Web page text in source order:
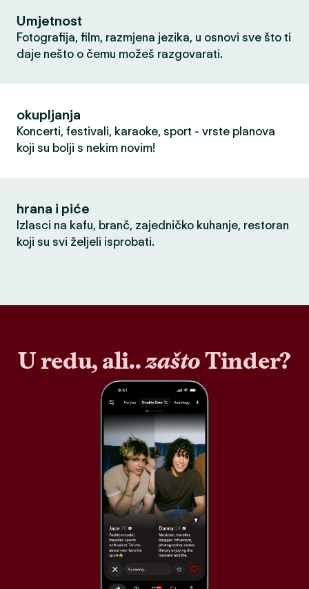
Umjetnost
Fotografija, film, razmjena jezika, u osnovi sve što ti
daje nešto o čemu možeš razgovarati.
okupljanja
Koncerti, festivali, karaoke, sport - vrste planova
koji su bolji s nekim novim!
hrana i piće
Izlasci na kafu, branč, zajedničko kuhanje, restoran
koji su svi željeli isprobati.
U redu, ali..zaštoTinder?